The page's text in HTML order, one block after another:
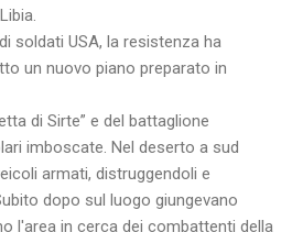
soldati USA, la resistenza ha
un nuovo piano preparato in
di Sirte” e del battaglione
imboscate. Nel deserto a sud
armati, distruggendoli e
dopo sul luogo giungevano
l'area in cerca dei combattenti della